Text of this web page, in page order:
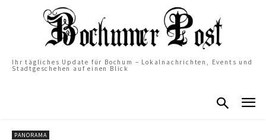
Ihr tägliches Update für Bochum – Lokalnachrichten, Events und
Stadtgeschehen auf einen Blick
PANORAMA